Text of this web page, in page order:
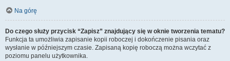
Na górę
Do czego służy przycisk “Zapisz” znajdujący się w oknie tworzenia tematu?
Funkcja ta umożliwia zapisanie kopii roboczej i dokończenie pisania oraz
wysłanie w późniejszym czasie. Zapisaną kopię roboczą można wczytać z
poziomu panelu użytkownika.